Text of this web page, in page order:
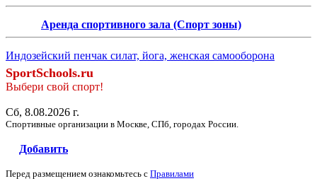
Аренда спортивного зала (Спорт зоны)
Индозейский пенчак силат, йога, женская самооборона
SportSchools.ru
Выбери свой спорт!
Сб, 8.08.2026 г.
Спортивные организации в Москве, СПб, городах России.
Добавить
Перед размещением ознакомьтесь с Правилами